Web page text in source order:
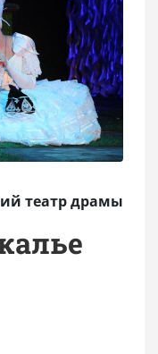
театр драмы